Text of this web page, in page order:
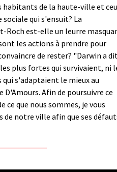
habitants de la haute-ville et
qui s'ensuit? La
Roch est-elle un leurre
les actions à prendre pour
de rester? "Darwin a
plus fortes qui survivaient, ni
s'adaptaient le mieux au
Afin de poursuivre ce
ce que nous sommes, je vous
de notre ville afin que ses